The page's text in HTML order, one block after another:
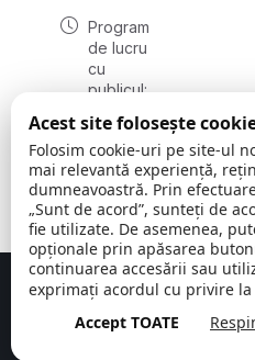
Program
de lucru
cu
publicul:
08:00 -
16:30
, vineri:
08:00 -
14:00
Comuna Cerchezu © 2026
Concept realizat de Big
Acest site folosește
Folosim cookie-uri pe site-ul
mai relevantă experiență,
dumneavoastră. Prin
„Sunt de acord”, sunteți de
fie utilizate. De asemenea,
opționale prin apăsarea
continuarea accesării sau
exprimați acordul cu privire la
Accept TOATE